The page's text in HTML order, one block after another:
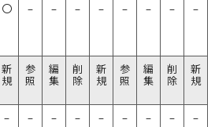
〇 – – – – – – – –
新
規
参
照
編
集
削
除
新
規
参
照
編
集
削
除
新
規
– – – – – – – – –